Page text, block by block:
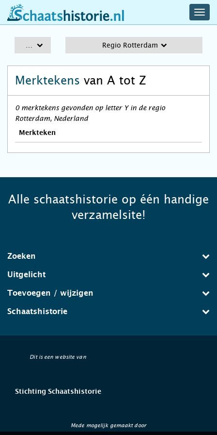
schaatshistorie.nl
Regio Rotterdam
Merktekens van A tot Z
0 merktekens gevonden op letter Y in de regio
Rotterdam, Nederland
Merkteken
Alle schaatshistorie op één handige
verzamelsite!
Zoeken
Uitgelicht
Toevoegen / wijzigen
Schaatshistorie
Dit is een website van
Stichting Schaatshistorie
Mede mogelijk gemaakt door